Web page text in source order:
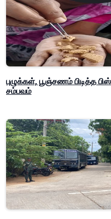
புழுக்கள், பூஞ்சணம் பிடித்த
சம்பவம்